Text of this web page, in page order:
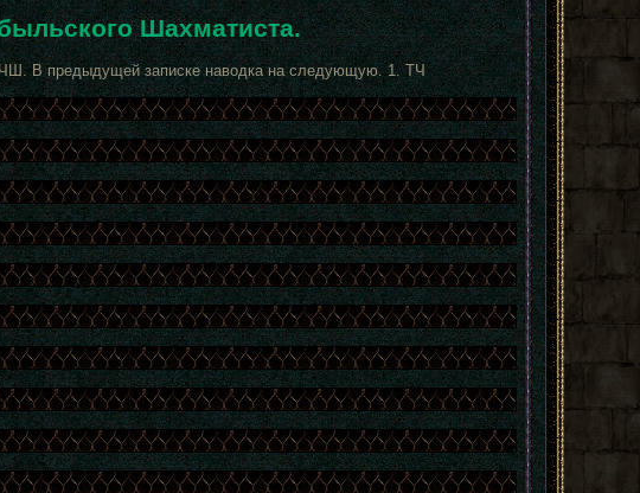
Шахматиста.
ЧШ. В предыдущей записке наводка на следующую. 1. ТЧ